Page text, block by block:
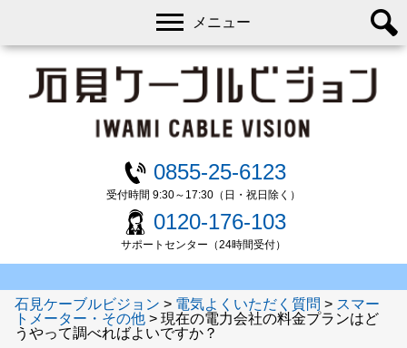
0855-25-6123
受付時間 9:30～17:30（日・祝日除く）
0120-176-103
サポートセンター（24時間受付）
メニュー
石見ケーブルビジョン > 電気よくいただく質問 > スマー
トメーター・その他 > 現在の電力会社の料金プランはど
うやって調べればよいですか？